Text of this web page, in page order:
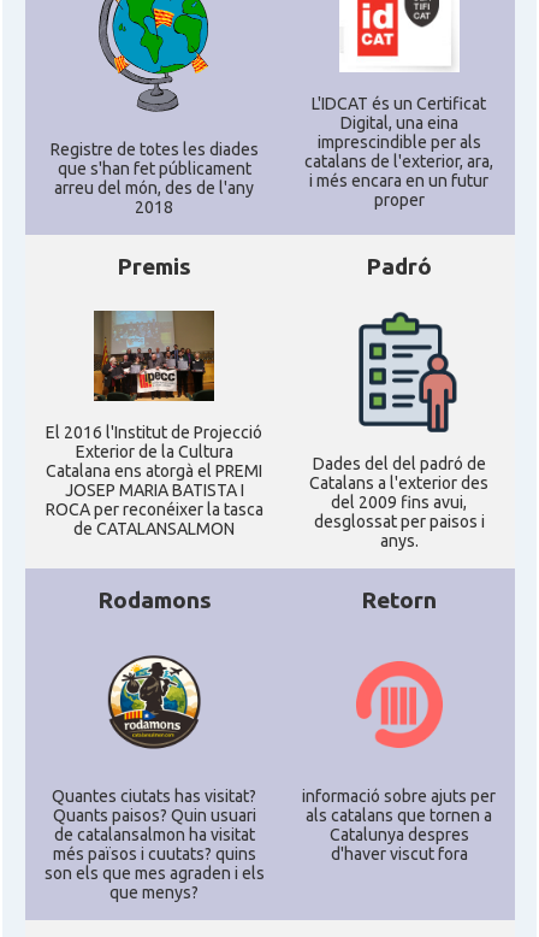
Registre de totes les diades
que s'han fet públicament
arreu del món, des de l'any
2018
L'IDCAT és un Certificat
Digital, una eina
imprescindible per als
catalans de l'exterior, ara,
i més encara en un futur
proper
Premis
El 2016 l'Institut de Projecció
Exterior de la Cultura
Catalana ens atorgà el PREMI
JOSEP MARIA BATISTA I
ROCA per reconéixer la tasca
de CATALANSALMON
Padró
Dades del del padró de
Catalans a l'exterior des
del 2009 fins avui,
desglossat per paisos i
anys.
Rodamons
Quantes ciutats has visitat?
Quants paisos? Quin usuari
de catalansalmon ha visitat
més països i cuutats? quins
son els que mes agraden i els
que menys?
Retorn
informació sobre ajuts per
als catalans que tornen a
Catalunya despres
d'haver viscut fora